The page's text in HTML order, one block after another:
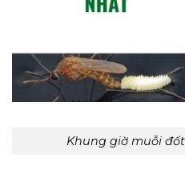
Khung giờ muỗi